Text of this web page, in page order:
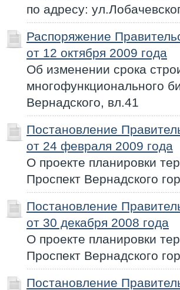
по адресу:
Распоряжение
от 12 октября 2009 года
Об изменении срока
многофункционального
Вернадского, вл.41
Постановление
от 24 февраля 2009 года
О проекте планировки
Проспект Вернадского
Постановление
от 30 декабря 2008 года
О проекте планировки
Проспект Вернадского
Постановление